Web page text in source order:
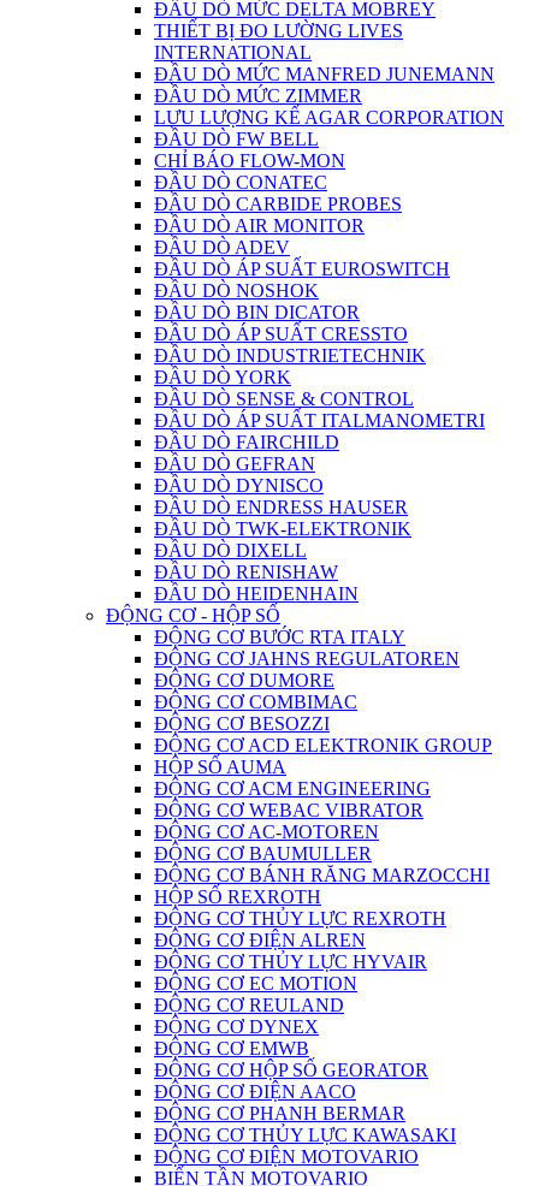
ĐẦU DÒ MỨC DELTA MOBREY
THIẾT BỊ ĐO LƯỜNG LIVES
INTERNATIONAL
ĐẦU DÒ MỨC MANFRED JUNEMANN
ĐẦU DÒ MỨC ZIMMER
LƯU LƯỢNG KẾ AGAR CORPORATION
ĐẦU DÒ FW BELL
CHỈ BÁO FLOW-MON
ĐẦU DÒ CONATEC
ĐẦU DÒ CARBIDE PROBES
ĐẦU DÒ AIR MONITOR
ĐẦU DÒ ADEV
ĐẦU DÒ ÁP SUẤT EUROSWITCH
ĐẦU DÒ NOSHOK
ĐẦU DÒ BIN DICATOR
ĐẦU DÒ ÁP SUẤT CRESSTO
ĐẦU DÒ INDUSTRIETECHNIK
ĐẦU DÒ YORK
ĐẦU DÒ SENSE & CONTROL
ĐẦU DÒ ÁP SUẤT ITALMANOMETRI
ĐẦU DÒ FAIRCHILD
ĐẦU DÒ GEFRAN
ĐẦU DÒ DYNISCO
ĐẦU DÒ ENDRESS HAUSER
ĐẦU DÒ TWK-ELEKTRONIK
ĐẦU DÒ DIXELL
ĐẦU DÒ RENISHAW
ĐẦU DÒ HEIDENHAIN
ĐỘNG CƠ - HỘP SỐ
ĐỘNG CƠ BƯỚC RTA ITALY
ĐỘNG CƠ JAHNS REGULATOREN
ĐỘNG CƠ DUMORE
ĐỘNG CƠ COMBIMAC
ĐỘNG CƠ BESOZZI
ĐỘNG CƠ ACD ELEKTRONIK GROUP
HỘP SỐ AUMA
ĐỘNG CƠ ACM ENGINEERING
ĐỘNG CƠ WEBAC VIBRATOR
ĐỘNG CƠ AC-MOTOREN
ĐỘNG CƠ BAUMULLER
ĐỘNG CƠ BÁNH RĂNG MARZOCCHI
HỘP SỐ REXROTH
ĐỘNG CƠ THỦY LỰC REXROTH
ĐỘNG CƠ ĐIỆN ALREN
ĐỘNG CƠ THỦY LỰC HYVAIR
ĐỘNG CƠ EC MOTION
ĐỘNG CƠ REULAND
ĐỘNG CƠ DYNEX
ĐỘNG CƠ EMWB
ĐỘNG CƠ HỘP SỐ GEORATOR
ĐỘNG CƠ ĐIỆN AACO
ĐỘNG CƠ PHANH BERMAR
ĐỘNG CƠ THỦY LỰC KAWASAKI
ĐỘNG CƠ ĐIỆN MOTOVARIO
BIẾN TẦN MOTOVARIO